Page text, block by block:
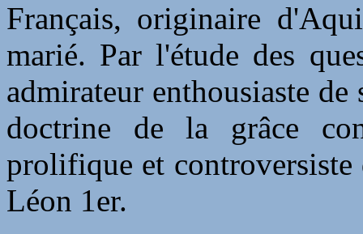
Français, originaire
marié. Par l'étude des
admirateur enthousiaste
doctrine de la grâce
prolifique et controversiste
Léon 1er.